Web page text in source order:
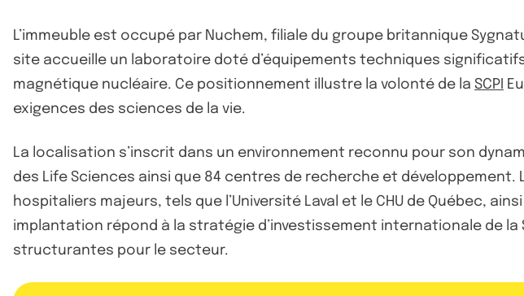
L’immeuble est occupé par Nuchem, filiale du groupe britannique
site accueille un laboratoire doté d’équipements techniques
magnétique nucléaire. Ce positionnement illustre la volonté de la SCPI
exigences des sciences de la vie.
La localisation s’inscrit dans un environnement reconnu pour son
des Life Sciences ainsi que 84 centres de recherche et
hospitaliers majeurs, tels que l’Université Laval et le CHU de Québec,
implantation répond à la stratégie d’investissement internationale de la
structurantes pour le secteur.